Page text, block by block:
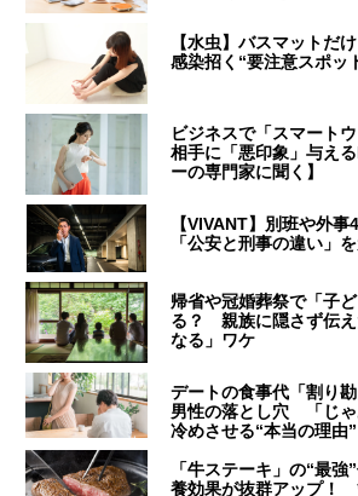
【水虫】バスマットだ
感染招く“要注意スポ
ビジネスで「スマート
相手に「悪印象」与え
ーの専門家に聞く】
【VIVANT】別班や外
「公安と刑事の違い」
帰省や冠婚葬祭で「子
る？ 親族に隠さず伝え
なる」ワケ
デートの食事代「割り
男性の落とし穴 「じ
冷めさせる“本当の理由”
「牛ステーキ」の“最
養効果が抜群アップ！